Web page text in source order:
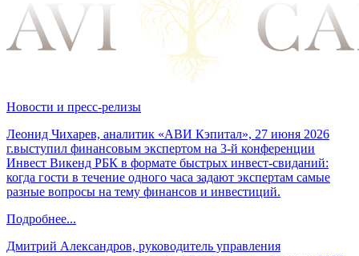
Новости и пресс-релизы
Леонид Чихарев, аналитик «АВИ Кэпитал», 27 июня 2026
г.выступил финансовым экспертом на 3-й конференции
Инвест Викенд РБК в формате быстрых инвест-свиданий:
когда гости в течение одного часа задают экспертам самые
разные вопросы на тему финансов и инвестиций.
Подробнее...
Дмитрий Александров, руководитель управления